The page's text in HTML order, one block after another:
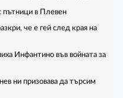
пътници в Плевен
че е гей след края на
Инфантино във войната за
ни призовава да търсим